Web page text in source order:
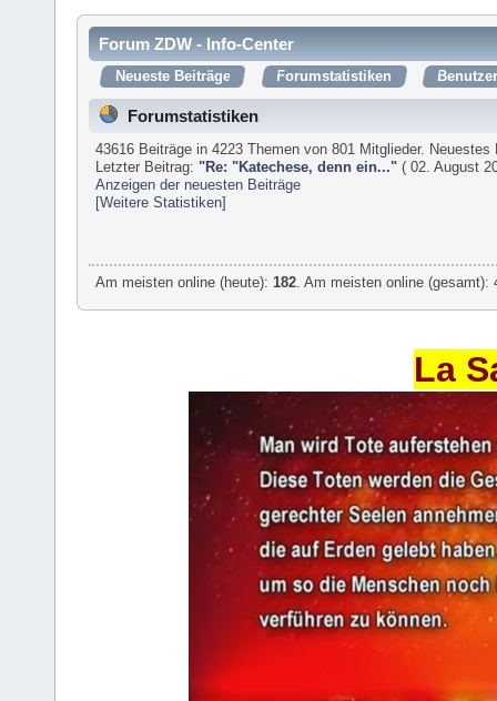
Forum ZDW - Info-Center
Neueste Beiträge Forumstatistiken
Forumstatistiken
43616 Beiträge in 4223 Themen von 801 Mitglieder.
Letzter Beitrag: "Re: "Katechese, denn ein..." ( 02. August
Anzeigen der neuesten Beiträge
[Weitere Statistiken]
Am meisten online (heute): 182 . Am meisten online
La